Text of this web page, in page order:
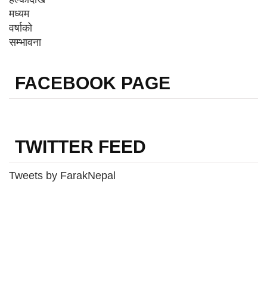
FACEBOOK PAGE
TWITTER FEED
Tweets by FarakNepal